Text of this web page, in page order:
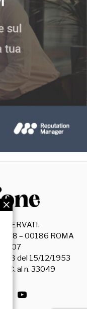
78 – 00186 ROMA
del 15/12/1953
al n. 33049